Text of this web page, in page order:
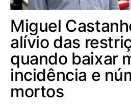
Miguel
alívio das
quando baixar
incidência e
mortos